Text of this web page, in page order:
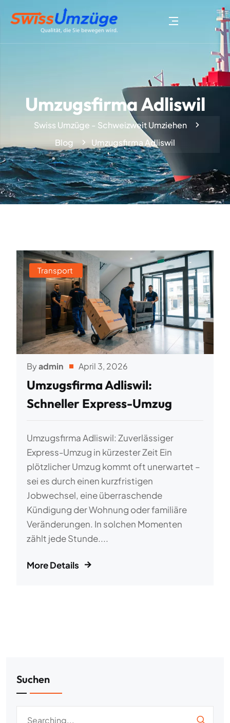
Umzugsfirma Adliswil
Swiss Umzüge - Schweizweit Umziehen
Blog
Umzugsfirma Adliswil
Transport
Byadmin April 3, 2026
Umzugsfirma Adliswil:
Schneller Express-Umzug
Umzugsfirma Adliswil: Zuverlässiger
Express-Umzug in kürzester Zeit Ein
plötzlicher Umzug kommt oft unerwartet –
sei es durch einen kurzfristigen
Jobwechsel, eine überraschende
Kündigung der Wohnung oder familiäre
Veränderungen. In solchen Momenten
zählt jede Stunde....
More Details
Suchen